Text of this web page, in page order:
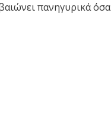
πανηγυρικά όσα